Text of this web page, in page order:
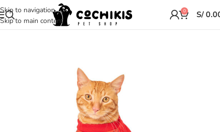
Skip to navigation
Skip to main content
0 S/